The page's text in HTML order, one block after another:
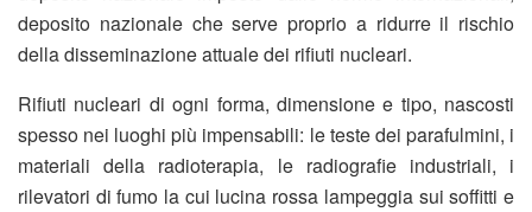
deposito nazionale che serve proprio a ridurre il rischio
della disseminazione attuale dei rifiuti nucleari.
Rifiuti nucleari di ogni forma, dimensione e tipo, nascosti
spesso nei luoghi più impensabili: le teste dei parafulmini, i
materiali della radioterapia, le radiografie industriali, i
rilevatori di fumo la cui lucina rossa lampeggia sui soffitti e